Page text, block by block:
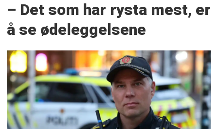
– Det som har rysta mest, er
å se ødeleggelsene